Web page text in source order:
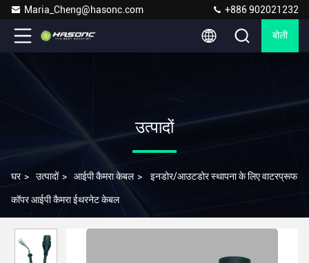
Maria_Cheng@hasonc.com +886 902021232
बोली
उत्पादों
घर > उत्पादों > आईपी कैमरा केबल > इनडोर/आउटडोर स्थापना के लिए वाटरप्रूफ
कॉपर आईपी कैमरा ईथरनेट केबल